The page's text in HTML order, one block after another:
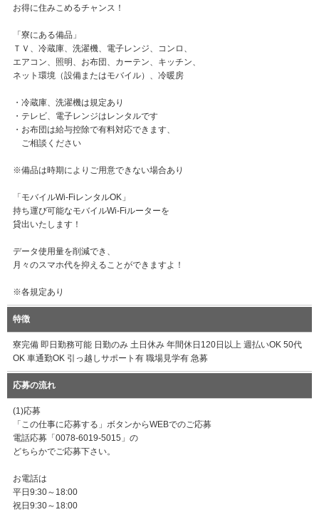
お得に住みこめるチャンス！
「寮にある備品」
ＴＶ、冷蔵庫、洗濯機、電子レンジ、コンロ、
エアコン、照明、お布団、カーテン、キッチン、
ネット環境（設備またはモバイル）、冷暖房
・冷蔵庫、洗濯機は規定あり
・テレビ、電子レンジはレンタルです
・お布団は給与控除で有料対応できます、
ご相談ください
※備品は時期によりご用意できない場合あり
「モバイルWi-FiレンタルOK」
持ち運び可能なモバイルWi-Fiルーターを
貸出いたします！
データ使用量を削減でき、
月々のスマホ代を抑えることができますよ！
※各規定あり
特徴
寮完備 即日勤務可能 日勤のみ 土日休み 年間休日120日以上 週払いOK 50代
OK 車通勤OK 引っ越しサポート有 職場見学有 急募
応募の流れ
(1)応募
「この仕事に応募する」ボタンからWEBでのご応募
電話応募「0078-6019-5015」の
どちらかでご応募下さい。
お電話は
平日9:30～18:00
祝日9:30～18:00